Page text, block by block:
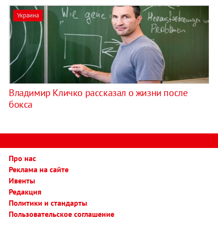
Украина
Владимир Кличко рассказал о жизни после
бокса
Про нас
Реклама на сайте
Ивенты
Редакция
Политики и стандарты
Пользовательское соглашение